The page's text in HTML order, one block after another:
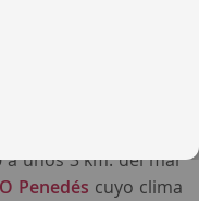
a unos 3 km. del mar
Penedés cuyo clima